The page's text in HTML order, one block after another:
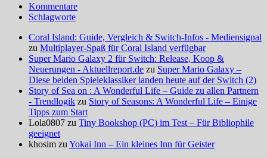
Kommentare
Schlagworte
Coral Island: Guide, Vergleich & Switch-Infos - Mediensignal
zu Multiplayer-Spaß für Coral Island verfügbar
Super Mario Galaxy 2 für Switch: Release, Koop &
Neuerungen - Aktuellreport.de zu Super Mario Galaxy –
Diese beiden Spieleklassiker landen heute auf der Switch (2)
Story of Sea on : A Wonderful Life – Guide zu allen Partnern
- Trendlogik zu Story of Seasons: A Wonderful Life – Einige
Tipps zum Start
Lola0807 zu Tiny Bookshop (PC) im Test – Für Bibliophile
geeignet
khosim zu Yokai Inn – Ein kleines Inn für Geister